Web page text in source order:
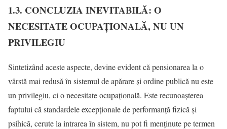
1.3. CONCLUZIA INEVITABILĂ: O
NECESITATE OCUPAȚIONALĂ, NU UN
PRIVILEGIU
Sintetizând aceste aspecte, devine evident că pensionarea la o
vârstă mai redusă în sistemul de apărare și ordine publică nu este
un privilegiu, ci o necesitate ocupațională. Este recunoașterea
faptului că standardele excepționale de performanță fizică și
psihică, cerute la intrarea în sistem, nu pot fi menținute pe termen